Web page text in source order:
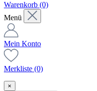
Warenkorb (0)
Menü
Mein Konto
Merkliste (0)
×